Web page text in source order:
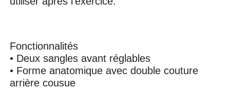
Fonctionnalités
• Deux sangles avant réglables
• Forme anatomique avec double couture
arrière cousue